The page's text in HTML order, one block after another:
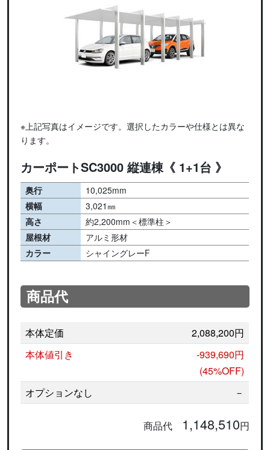
※上記写真はイメージです。選択したカラーや仕様とは異な
ります。
カーポートSC3000 縦連棟《 1+1台 》
奥行
10,025mm
横幅
3,021㎜
高さ
約2,200mm＜標準柱＞
屋根材
アルミ形材
カラー
シャイングレーF
商品代
本体定価
2,088,200円
本体値引き
-939,690円
(45%OFF)
オプションなし
－
商品代 1,148,510円